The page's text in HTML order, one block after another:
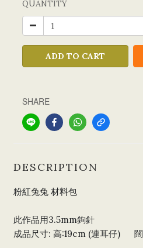
QUANTITY
ADD TO CART
SHARE
DESCRIPTION
粉紅兔兔 材料包
此作品用3.5mm鉤針
成品尺寸: 高:19cm (連耳仔) 闊